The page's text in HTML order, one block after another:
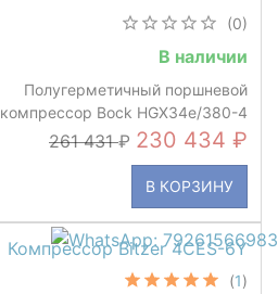
(0)
В наличии
Полугерметичный поршневой
компрессор Bock HGX34e/380-4
261 431 230 434
В КОРЗИНУ
Компрессор Bitzer 4CES-6Y
(1)